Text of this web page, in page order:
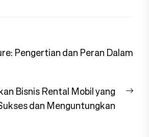
Pengertian dan Peran Dalam
Bisnis Rental Mobil yang
dan Menguntungkan